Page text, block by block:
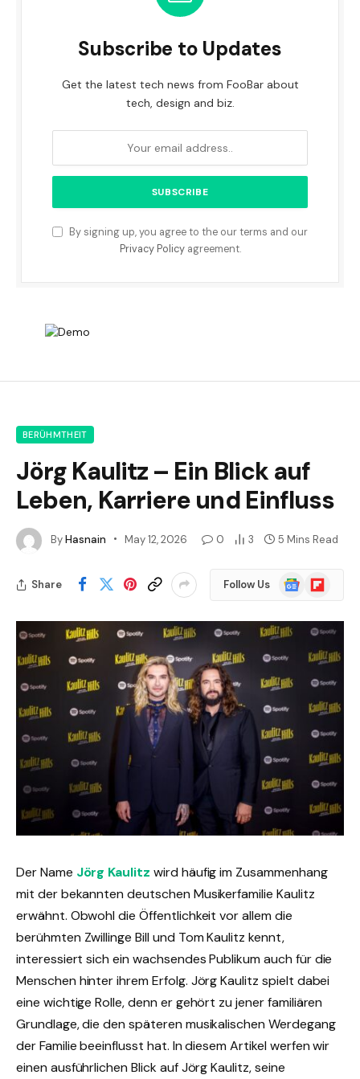
Subscribe to Updates
Get the latest tech news from FooBar about
tech, design and biz.
By signing up, you agree to the our terms and our
Privacy Policyagreement.
BERÜHMTHEIT
Jörg Kaulitz – Ein Blick auf
Leben, Karriere und Einfluss
ByHasnain May 12, 2026 0 3 5 Mins Read
Share Follow Us
Google
News
Flipboard
Der Name Jörg Kaulitz wird häufig im Zusammenhang
mit der bekannten deutschen Musikerfamilie Kaulitz
erwähnt. Obwohl die Öffentlichkeit vor allem die
berühmten Zwillinge Bill und Tom Kaulitz kennt,
interessiert sich ein wachsendes Publikum auch für die
Menschen hinter ihrem Erfolg. Jörg Kaulitz spielt dabei
eine wichtige Rolle, denn er gehört zu jener familiären
Grundlage, die den späteren musikalischen Werdegang
der Familie beeinflusst hat. In diesem Artikel werfen wir
einen ausführlichen Blick auf Jörg Kaulitz, seine